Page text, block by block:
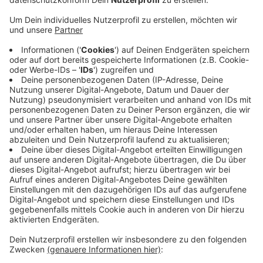
Firma Haribo seines Vater und machte sie
gemeinsam mit seinem jüngeren Bruder in den
kommenden Jahren zum Weltkonzern.
Veröffentlicht: Freitag, 10.03.2023 05:43
Anzeige
Riegel engagierte sich immer wieder sozial und setzte
sich besonders für Kinder und Jugendliche ein. Zu
seinem 100 jährigen Geburtstag hat die Dr. Hans Riegel
Stiftung ein 150 Quadratmeter großes Portrait von
einem Künstler an eine Hauswand in der Bonner
Nordstadt malen lassen.
Anzeige